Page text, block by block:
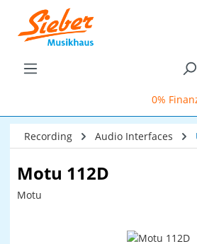
Zum Hauptinhalt springen
0%
Recording Audio Interfaces
Motu 112D
Motu
Bildergalerie überspringen